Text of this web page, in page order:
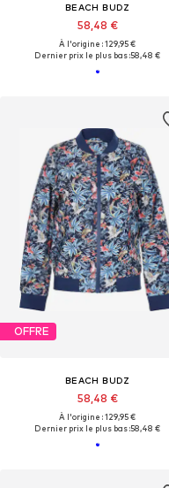
BEACH BUDZ
58,48 €
À l'origine : 129,95 €
Dernier prix le plus bas :58,48 €
OFFRE
BEACH BUDZ
58,48 €
À l'origine : 129,95 €
Dernier prix le plus bas :58,48 €